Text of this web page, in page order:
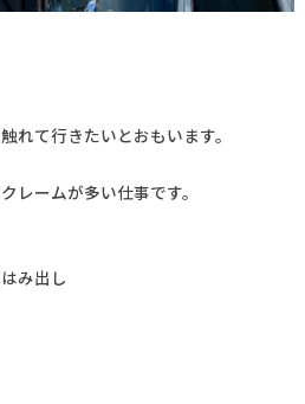
れて行きたいとおもいます。
レームが多い仕事です。
み出し